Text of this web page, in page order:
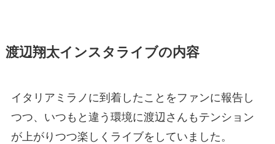
渡辺翔太インスタライブの内容
イタリアミラノに到着したことをファンに報告し
つつ、いつもと違う環境に渡辺さんもテンション
が上がりつつ楽しくライブをしていました。